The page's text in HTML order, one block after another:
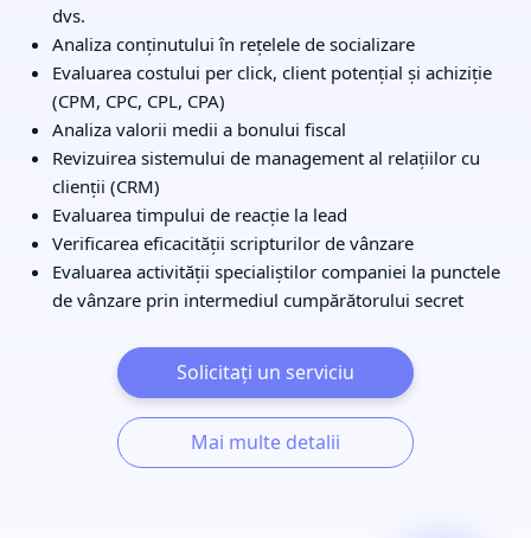
dvs.
Analiza conținutului în rețelele de socializare
Evaluarea costului per click, client potențial și achiziție
(CPM, CPC, CPL, CPA)
Analiza valorii medii a bonului fiscal
Revizuirea sistemului de management al relațiilor cu
clienții (CRM)
Evaluarea timpului de reacție la lead
Verificarea eficacității scripturilor de vânzare
Evaluarea activității specialiștilor companiei la punctele
de vânzare prin intermediul cumpărătorului secret
Solicitați un serviciu
Mai multe detalii